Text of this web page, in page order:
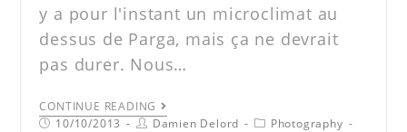
y a pour l'instant un microclimat au
dessus de Parga, mais ça ne devrait
pas durer. Nous…
CONTINUE READING
10/10/2013
Damien Delord
Photography